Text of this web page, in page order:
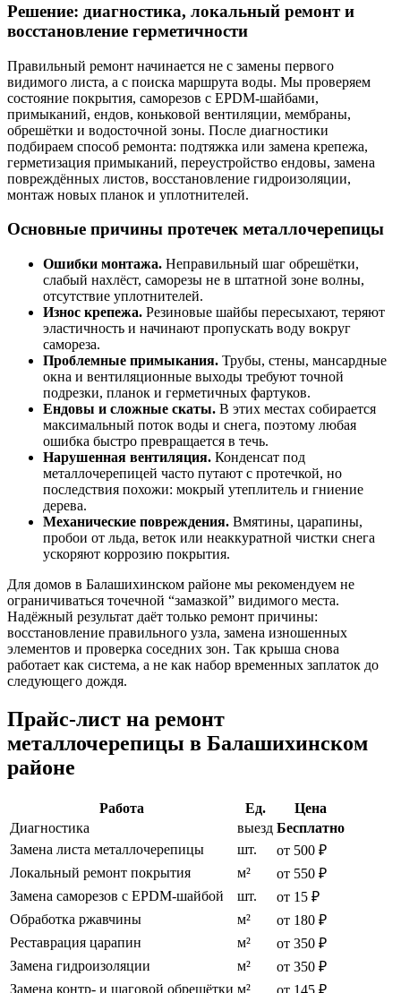
Решение: диагностика, локальный ремонт и
восстановление герметичности
Правильный ремонт начинается не с замены первого
видимого листа, а с поиска маршрута воды. Мы проверяем
состояние покрытия, саморезов с EPDM-шайбами,
примыканий, ендов, коньковой вентиляции, мембраны,
обрешётки и водосточной зоны. После диагностики
подбираем способ ремонта: подтяжка или замена крепежа,
герметизация примыканий, переустройство ендовы, замена
повреждённых листов, восстановление гидроизоляции,
монтаж новых планок и уплотнителей.
Основные причины протечек металлочерепицы
Ошибки монтажа. Неправильный шаг обрешётки,
слабый нахлёст, саморезы не в штатной зоне волны,
отсутствие уплотнителей.
Износ крепежа. Резиновые шайбы пересыхают, теряют
эластичность и начинают пропускать воду вокруг
самореза.
Проблемные примыкания. Трубы, стены, мансардные
окна и вентиляционные выходы требуют точной
подрезки, планок и герметичных фартуков.
Ендовы и сложные скаты. В этих местах собирается
максимальный поток воды и снега, поэтому любая
ошибка быстро превращается в течь.
Нарушенная вентиляция. Конденсат под
металлочерепицей часто путают с протечкой, но
последствия похожи: мокрый утеплитель и гниение
дерева.
Механические повреждения. Вмятины, царапины,
пробои от льда, веток или неаккуратной чистки снега
ускоряют коррозию покрытия.
Для домов в Балашихинском районе мы рекомендуем не
ограничиваться точечной “замазкой” видимого места.
Надёжный результат даёт только ремонт причины:
восстановление правильного узла, замена изношенных
элементов и проверка соседних зон. Так крыша снова
работает как система, а не как набор временных заплаток до
следующего дождя.
Прайс-лист на ремонт
металлочерепицы в Балашихинском
районе
Работа Ед.
Цена
Диагностика
выезд Бесплатно
Замена листа металлочерепицы
шт.
от 500 ₽
Локальный ремонт покрытия
м²
от 550 ₽
Замена саморезов с EPDM-шайбой
шт.
от 15 ₽
Обработка ржавчины
м²
от 180 ₽
Реставрация царапин
м²
от 350 ₽
Замена гидроизоляции
м²
от 350 ₽
Замена контр- и шаговой обрешётки м² от 145 ₽